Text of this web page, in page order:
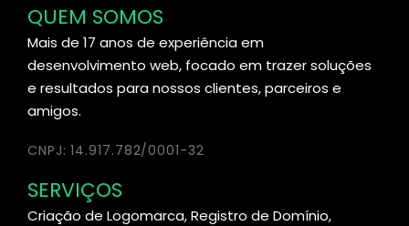
QUEM SOMOS
Mais de 17 anos de experiência em
desenvolvimento web, focado em trazer soluções
e resultados para nossos clientes, parceiros e
amigos.
CNPJ: 14.917.782/0001-32
SERVIÇOS
Criação de Logomarca, Registro de Domínio,